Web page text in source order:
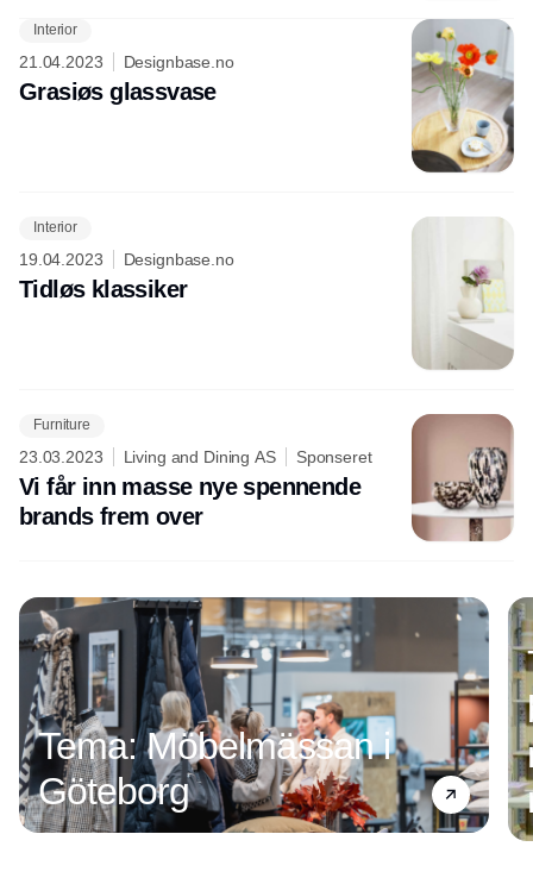
Interior
21.04.2023 Designbase.no
Grasiøs glassvase
Interior
19.04.2023 Designbase.no
Tidløs klassiker
Furniture
23.03.2023 Living and Dining AS Sponseret
Vi får inn masse nye spennende
brands frem over
Tema: Möbelmässan i
Göteborg